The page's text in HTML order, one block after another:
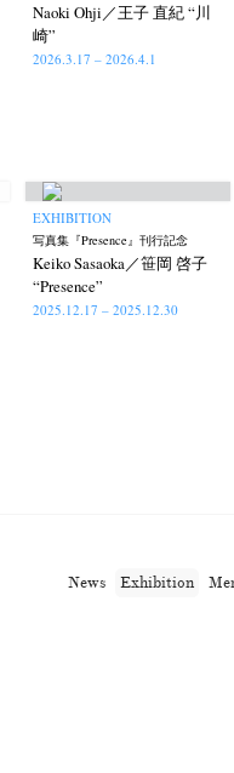
Naoki Ohji／王子 直紀 “川
崎”
2026.3.17 – 2026.4.1
EXHIBITION
写真集『Presence』刊行記念
Keiko Sasaoka／笹岡 啓子
“Presence”
2025.12.17 – 2025.12.30
News Exhibition